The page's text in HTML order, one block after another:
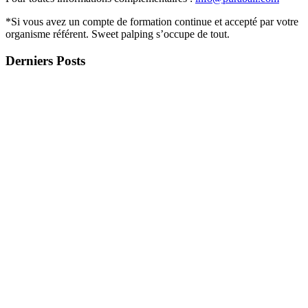
*Si vous avez un compte de formation continue et accepté par votre
organisme référent. Sweet palping s’occupe de tout.
Derniers Posts